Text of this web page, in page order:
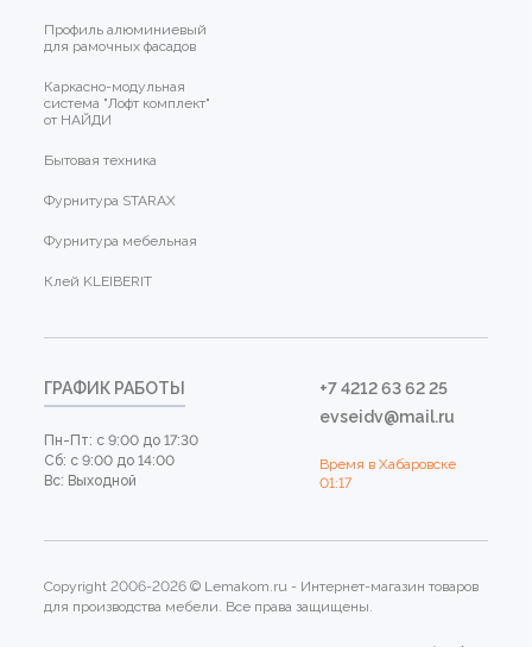
Профиль алюминиевый
для рамочных фасадов
Каркасно-модульная
система "Лофт комплект"
от НАЙДИ
Бытовая техника
Фурнитура STARAX
Фурнитура мебельная
Клей KLEIBERIT
ГРАФИК РАБОТЫ
Пн-Пт: с 9:00 до 17:30
Сб: с 9:00 до 14:00
Вс: Выходной
+7 4212 63 62 25
evseidv@mail.ru
Время в Хабаровске
01:17
Copyright 2006-2026 © Lemakom.ru - Интернет-магазин товаров
для производства мебели. Все права защищены.